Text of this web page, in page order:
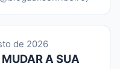
de 2026
A SUA